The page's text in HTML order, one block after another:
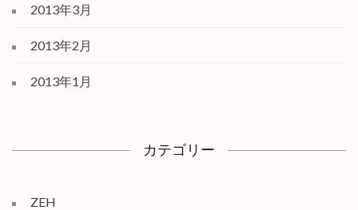
2013年3月
2013年2月
2013年1月
カテゴリー
ZEH